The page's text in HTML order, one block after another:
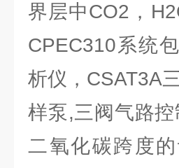
界层中CO2，
CPEC310系统
析仪，CSAT3A
样泵,三阀气路
二氧化碳跨度